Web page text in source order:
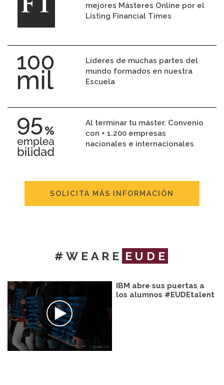
mejores Másteres Online por el
Listing Financial Times
Líderes de muchas partes del
mundo formados en nuestra
Escuela
Al terminar tu máster. Convenio
con + 1.200 empresas
nacionales e internacionales
SOLICITA MÁS INFORMACIÓN
#WEARE EUDE
IBM abre sus puertas a
los alumnos #EUDEtalent